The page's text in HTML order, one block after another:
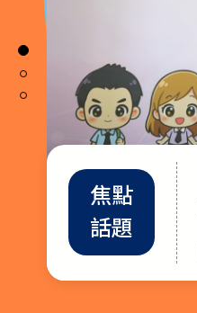
焦點
話題
教師
增能
趨勢
政策